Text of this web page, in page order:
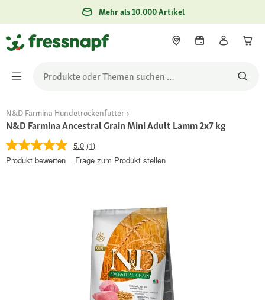
Mehr als 10.000 Artikel
N&D Farmina Hundetrockenfutter
N&D Farmina Ancestral Grain Mini Adult Lamm 2x7 kg
5.0 (1)
Produkt bewerten
Frage zum Produkt stellen